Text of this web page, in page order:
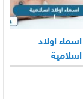
اسماء اولاد
اسلامية